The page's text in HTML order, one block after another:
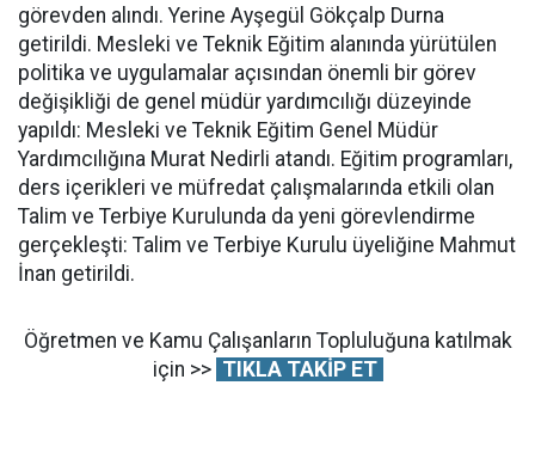
görevden alındı. Yerine Ayşegül Gökçalp Durna
getirildi. Mesleki ve Teknik Eğitim alanında yürütülen
politika ve uygulamalar açısından önemli bir görev
değişikliği de genel müdür yardımcılığı düzeyinde
yapıldı: Mesleki ve Teknik Eğitim Genel Müdür
Yardımcılığına Murat Nedirli atandı. Eğitim programları,
ders içerikleri ve müfredat çalışmalarında etkili olan
Talim ve Terbiye Kurulunda da yeni görevlendirme
gerçekleşti: Talim ve Terbiye Kurulu üyeliğine Mahmut
İnan getirildi.
Öğretmen ve Kamu Çalışanların Topluluğuna katılmak
için >> TIKLA TAKİP ET